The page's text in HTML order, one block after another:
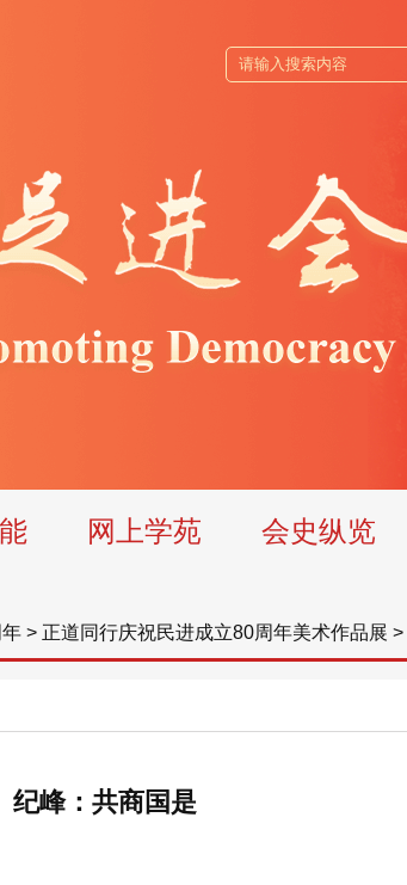
网上学苑 会史纵览
> 正道同行庆祝民进成立80周年美术作品展 >
纪峰：共商国是